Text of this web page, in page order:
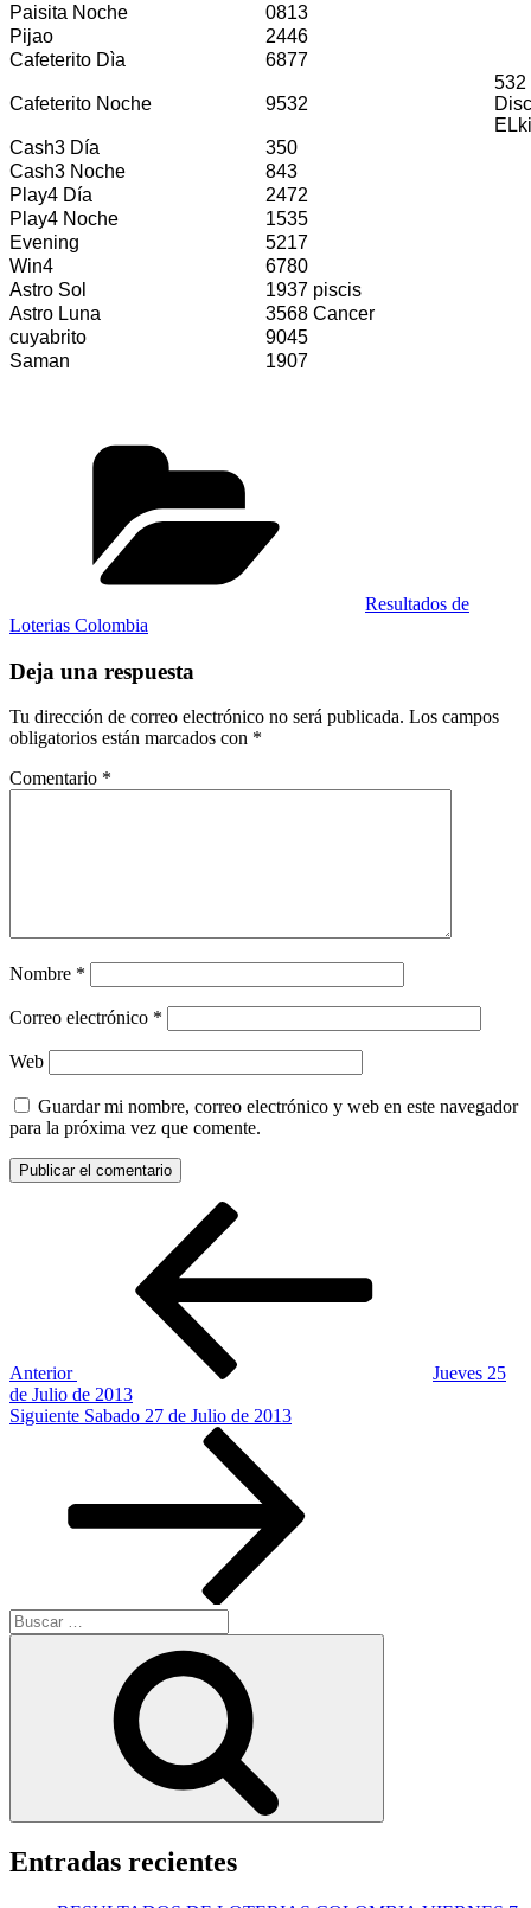
Paisita Noche
0813
Pijao
2446
Cafeterito Dìa
6877
Cafeterito Noche 9532
532
Cash3 Día
350
Cash3 Noche
843
Play4 Día
2472
Play4 Noche
1535
Evening
5217
Win4
6780
Astro Sol
1937 piscis
Astro Luna
3568 Cancer
cuyabrito
9045
Saman
1907
Resultados de
Loterias Colombia
Deja una respuesta
Tu dirección de correo electrónico no será publicada. Los campos
obligatorios están marcados con *
Comentario *
Nombre *
Correo electrónico *
Web
Guardar mi nombre, correo electrónico y web en este navegador
para la próxima vez que comente.
Anterior
Jueves 25
de Julio de 2013
Siguiente
Siguiente Sabado 27 de Julio de 2013
Buscar
por:
Entradas recientes